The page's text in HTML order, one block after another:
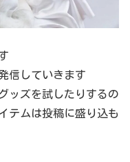
信していきます
ッズを試したりするの
テムは投稿に盛り込も